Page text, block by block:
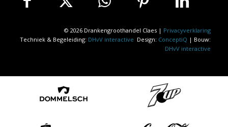
© 2026 Drankengroothandel Claes | Privacyverklaring
Techniek & Begeleiding: DHvV interactive Design: ConceptiQ | Bouw:
DHvV interactive